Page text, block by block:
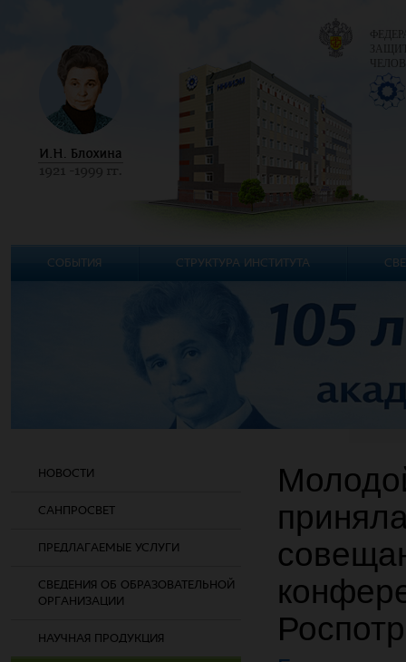
НОВОСТИ
САНПРОСВЕТ
ПРЕДЛАГАЕМЫЕ УСЛУГИ
СВЕДЕНИЯ ОБ ОБРАЗОВАТЕЛЬНОЙ
ОРГАНИЗАЦИИ
НАУЧНАЯ ПРОДУКЦИЯ
СОБЫТИЯ СТРУКТУРА ИНСТИТУТА